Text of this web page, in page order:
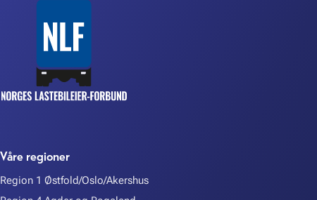
Våre regioner
Region 1 Østfold/Oslo/Akershus